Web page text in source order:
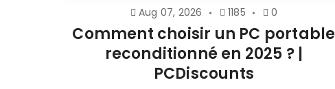
Aug 07, 2026 1185 0
Comment choisir un PC portable
reconditionné en 2025 ? |
PCDiscounts